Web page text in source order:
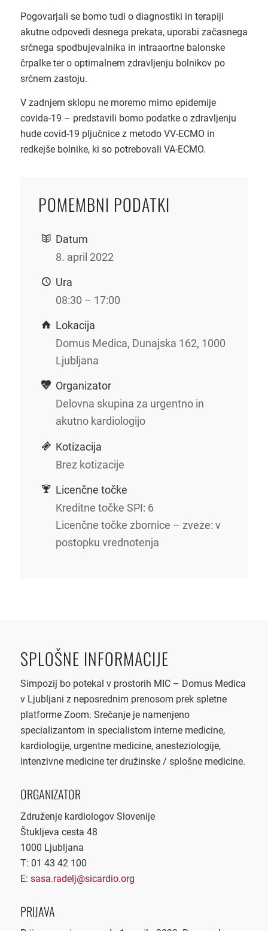
Pogovarjali se bomo tudi o diagnostiki in terapiji
akutne odpovedi desnega prekata, uporabi začasnega
srčnega spodbujevalnika in intraaortne balonske
črpalke ter o optimalnem zdravljenju bolnikov po
srčnem zastoju.
V zadnjem sklopu ne moremo mimo epidemije
covida-19 – predstavili bomo podatke o zdravljenju
hude covid-19 pljučnice z metodo VV-ECMO in
redkejše bolnike, ki so potrebovali VA-ECMO.
POMEMBNI PODATKI
Datum
8. april 2022
Ura
08:30 – 17:00
Lokacija
Domus Medica, Dunajska 162, 1000
Ljubljana
Organizator
Delovna skupina za urgentno in
akutno kardiologijo
Kotizacija
Brez kotizacije
Licenčne točke
Kreditne točke SPI: 6
Licenčne točke zbornice – zveze: v
postopku vrednotenja
SPLOŠNE INFORMACIJE
Simpozij bo potekal v prostorih MIC – Domus Medica
v Ljubljani z neposrednim prenosom prek spletne
platforme Zoom. Srečanje je namenjeno
specializantom in specialistom interne medicine,
kardiologije, urgentne medicine, anesteziologije,
intenzivne medicine ter družinske / splošne medicine.
ORGANIZATOR
Združenje kardiologov Slovenije
Štukljeva cesta 48
1000 Ljubljana
T: 01 43 42 100
E: sasa.radelj@sicardio.org
PRIJAVA